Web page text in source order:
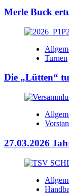
Merle Buck
Turnen
Die „Lütten“
27.03.2026